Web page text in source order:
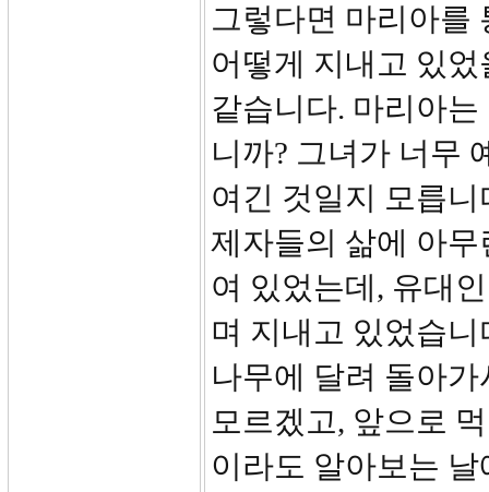
그렇다면 마리아를
어떻게 지내고 있
같습니다. 마리아
니까? 그녀가 너무
여긴 것일지 모릅
제자들의 삶에 아
여 있었는데, 유대
며 지내고 있었습
나무에 달려 돌아
모르겠고, 앞으로
이라도 알아보는